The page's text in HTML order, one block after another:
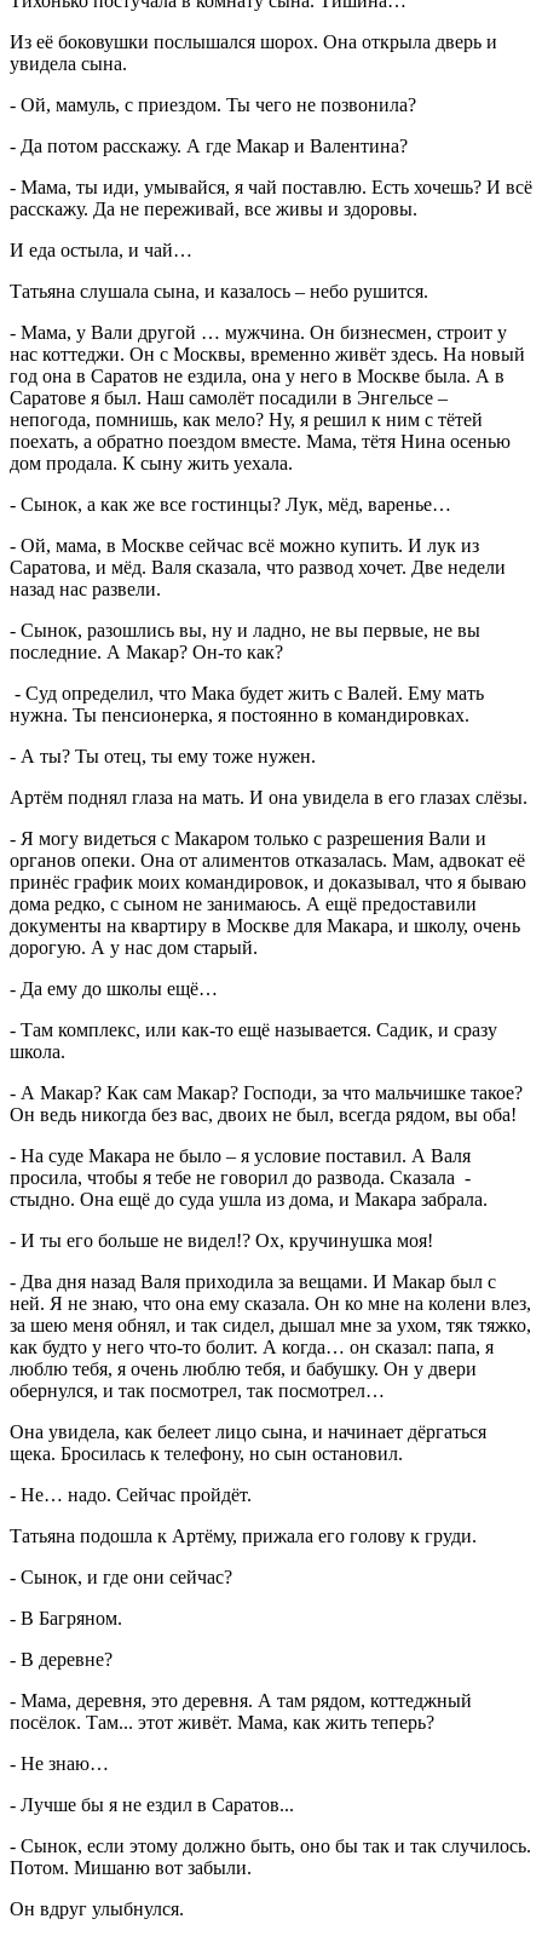
Из её боковушки послышался шорох. Она открыла дверь и
увидела сына.
- Ой, мамуль, с приездом. Ты чего не позвонила?
- Да потом расскажу. А где Макар и Валентина?
- Мама, ты иди, умывайся, я чай поставлю. Есть хочешь? И всё
расскажу. Да не переживай, все живы и здоровы.
И еда остыла, и чай…
Татьяна слушала сына, и казалось – небо рушится.
- Мама, у Вали другой … мужчина. Он бизнесмен, строит у
нас коттеджи. Он с Москвы, временно живёт здесь. На новый
год она в Саратов не ездила, она у него в Москве была. А в
Саратове я был. Наш самолёт посадили в Энгельсе –
непогода, помнишь, как мело? Ну, я решил к ним с тётей
поехать, а обратно поездом вместе. Мама, тётя Нина осенью
дом продала. К сыну жить уехала.
- Сынок, а как же все гостинцы? Лук, мёд, варенье…
- Ой, мама, в Москве сейчас всё можно купить. И лук из
Саратова, и мёд. Валя сказала, что развод хочет. Две недели
назад нас развели.
- Сынок, разошлись вы, ну и ладно, не вы первые, не вы
последние. А Макар? Он-то как?
- Суд определил, что Мака будет жить с Валей. Ему мать
нужна. Ты пенсионерка, я постоянно в командировках.
- А ты? Ты отец, ты ему тоже нужен.
Артём поднял глаза на мать. И она увидела в его глазах слёзы.
- Я могу видеться с Макаром только с разрешения Вали и
органов опеки. Она от алиментов отказалась. Мам, адвокат её
принёс график моих командировок, и доказывал, что я бываю
дома редко, с сыном не занимаюсь. А ещё предоставили
документы на квартиру в Москве для Макара, и школу, очень
дорогую. А у нас дом старый.
- Да ему до школы ещё…
- Там комплекс, или как-то ещё называется. Садик, и сразу
школа.
- А Макар? Как сам Макар? Господи, за что мальчишке такое?
Он ведь никогда без вас, двоих не был, всегда рядом, вы оба!
- На суде Макара не было – я условие поставил. А Валя
просила, чтобы я тебе не говорил до развода. Сказала -
стыдно. Она ещё до суда ушла из дома, и Макара забрала.
- И ты его больше не видел!? Ох, кручинушка моя!
- Два дня назад Валя приходила за вещами. И Макар был с
ней. Я не знаю, что она ему сказала. Он ко мне на колени влез,
за шею меня обнял, и так сидел, дышал мне за ухом, тяк тяжко,
как будто у него что-то болит. А когда… он сказал: папа, я
люблю тебя, я очень люблю тебя, и бабушку. Он у двери
обернулся, и так посмотрел, так посмотрел…
Она увидела, как белеет лицо сына, и начинает дёргаться
щека. Бросилась к телефону, но сын остановил.
- Не… надо. Сейчас пройдёт.
Татьяна подошла к Артёму, прижала его голову к груди.
- Сынок, и где они сейчас?
- В Багряном.
- В деревне?
- Мама, деревня, это деревня. А там рядом, коттеджный
посёлок. Там... этот живёт. Мама, как жить теперь?
- Не знаю…
- Лучше бы я не ездил в Саратов...
- Сынок, если этому должно быть, оно бы так и так случилось.
Потом. Мишаню вот забыли.
Он вдруг улыбнулся.